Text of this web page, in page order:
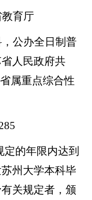
教育厅
公办全日制普
人民政府共
属重点综合性
的年限内达到
州大学本科毕
关规定者，颁